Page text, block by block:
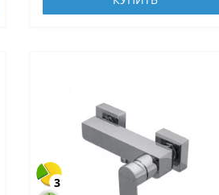
3